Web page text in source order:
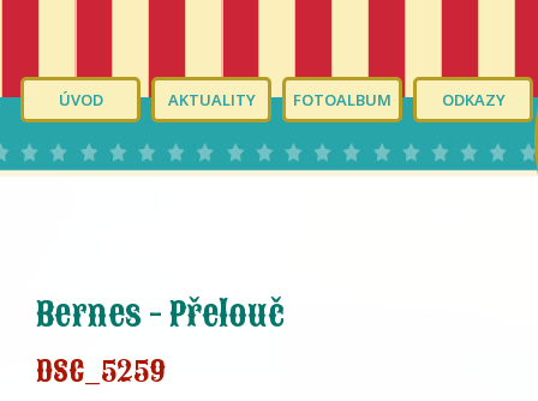
ÚVOD AKTUALITY FOTOALBUM ODKAZY
Bernes - Přelouč
DSC_5259